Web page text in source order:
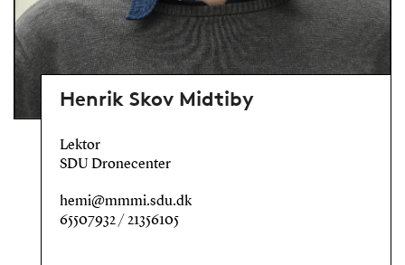
Henrik Skov Midtiby
Lektor
SDU Dronecenter
hemi@mmmi.sdu.dk
65507932 / 21356105